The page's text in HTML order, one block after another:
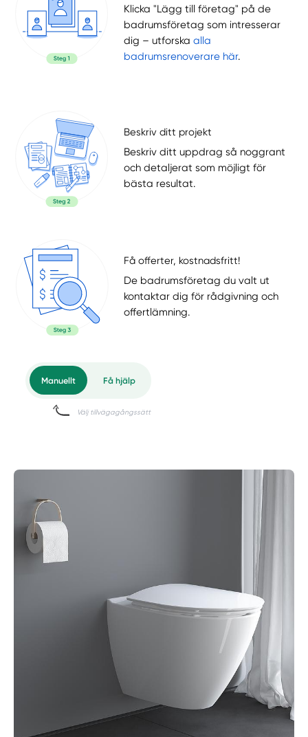
Klicka "Lägg till företag" på de
badrumsföretag som intresserar
dig – utforskaalla
badrumsrenoverare här.
Beskriv ditt projekt
Beskriv ditt uppdrag så noggrant
och detaljerat som möjligt för
bästa resultat.
Få offerter, kostnadsfritt!
De badrumsföretag du valt ut
kontaktar dig för rådgivning och
offertlämning.
Få hjälp
Välj tillvägagångssätt